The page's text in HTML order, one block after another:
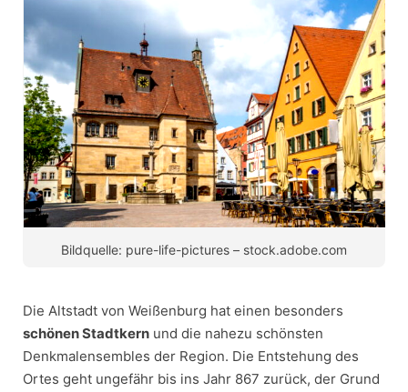
Bildquelle: pure-life-pictures – stock.adobe.com
Die Altstadt von Weißenburg hat einen besonders
schönen Stadtkern und die nahezu schönsten
Denkmalensembles der Region. Die Entstehung des
Ortes geht ungefähr bis ins Jahr 867 zurück, der Grund